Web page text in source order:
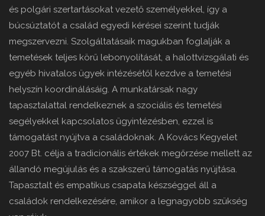
és polgári szertartásokat vezető személyekkel, így a
búcsúztatót a család egyedi kérései szerint tudják
megszervezni. Szolgáltatásaik magukban foglalják a
temetések teljes körű lebonyolítását, a halottvizsgálati és
egyéb hivatalos ügyek intézésétől kezdve a temetési
helyszín koordinálásáig. A munkatársak nagy
tapasztalattal rendelkeznek a szociális és temetési
segélyekkel kapcsolatos ügyintézésben, ezzel is
támogatást nyújtva a családoknak. A Kovács Kegyelet
2007 Bt. célja a tradicionális értékek megőrzése mellett az
állandó megújulás és a szakszerű támogatás nyújtása.
Tapasztalt és empatikus csapata készséggel áll a
családok rendelkezésére, amikor a legnagyobb szükség